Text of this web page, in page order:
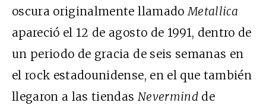
oscura originalmente llamadoMetallica
apareció el 12 de agosto de 1991, dentro de
un periodo de gracia de seis semanas en
el rock estadounidense, en el que también
llegaron a las tiendas Nevermindde